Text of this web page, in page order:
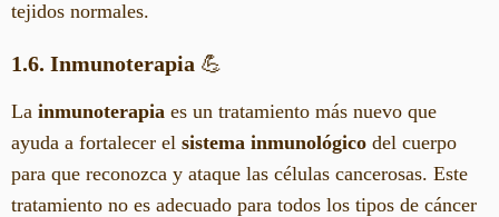
tejidos normales.
1.6. Inmunoterapia 💪
La inmunoterapia es un tratamiento más nuevo que
ayuda a fortalecer el sistema inmunológico del cuerpo
para que reconozca y ataque las células cancerosas. Este
tratamiento no es adecuado para todos los tipos de cáncer